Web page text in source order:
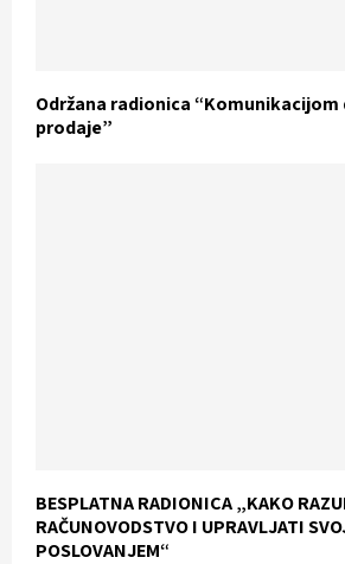
Održana radionica “Komunikacijom
prodaje”
BESPLATNA RADIONICA „KAKO
RAČUNOVODSTVO I UPRAVLJATI
POSLOVANJEM“